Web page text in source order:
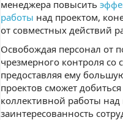
менеджера повысить
работы над проектом,
от совместных действий
Освобождая персонал от
чрезмерного контроля со
предоставляя ему
проектов сможет
коллективной работы
заинтересованность